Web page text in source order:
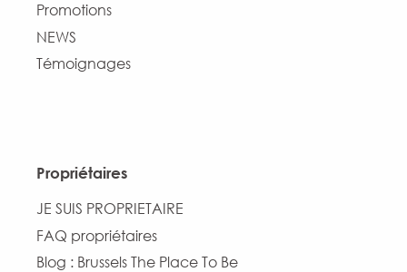
Promotions
NEWS
Témoignages
Propriétaires
JE SUIS PROPRIETAIRE
FAQ propriétaires
Blog : Brussels The Place To Be